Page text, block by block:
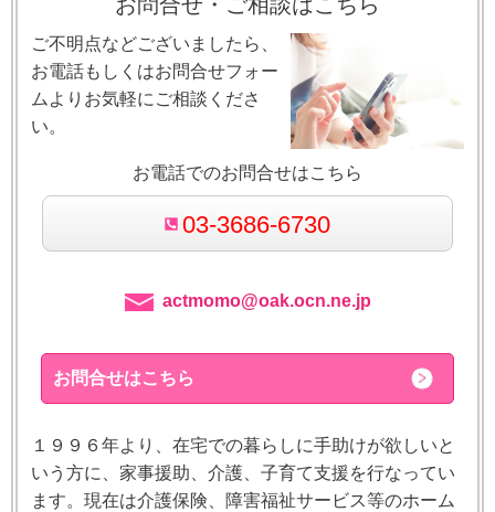
ご不明点などございましたら、
お電話もしくはお問合せフォー
ムよりお気軽にご相談くださ
い。
お電話でのお問合せはこちら
03-3686-6730
actmomo@oak.ocn.ne.jp
お問合せはこちら
１９９６年より、在宅での暮らしに手助けが欲しいと
いう方に、家事援助、介護、子育て支援を行なってい
ます。現在は介護保険、障害福祉サービス等のホーム